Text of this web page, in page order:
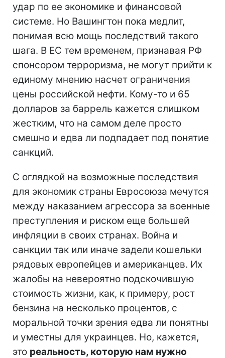
удар по ее экономике и финансовой
системе. Но Вашингтон пока медлит,
понимая всю мощь последствий такого
шага. В ЕС тем временем, признавая РФ
спонсором терроризма, не могут прийти к
единому мнению насчет ограничения
цены российской нефти. Кому-то и 65
долларов за баррель кажется слишком
жестким, что на самом деле просто
смешно и едва ли подпадает под понятие
санкций.
С оглядкой на возможные последствия
для экономик страны Евросоюза мечутся
между наказанием агрессора за военные
преступления и риском еще большей
инфляции в своих странах. Война и
санкции так или иначе задели кошельки
рядовых европейцев и американцев. Их
жалобы на невероятно подскочившую
стоимость жизни, как, к примеру, рост
бензина на несколько процентов, с
моральной точки зрения едва ли понятны
и уместны для украинцев. Но, кажется,
это реальность, которую нам нужно